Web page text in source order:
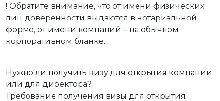
! Обратите внимание, что от имени физических
лиц доверенности выдаются в нотариальной
форме, от имени компаний – на обычном
корпоративном бланке.
Нужно ли получить визу для открытия компании
или для директора?
Требование получения визы для открытия